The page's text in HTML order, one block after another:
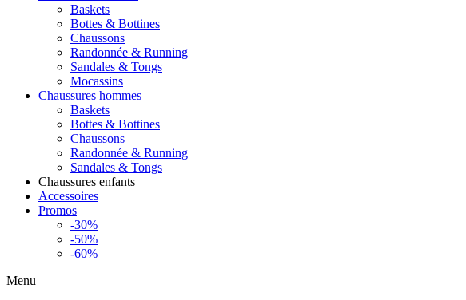
Baskets
Bottes & Bottines
Chaussons
Randonnée & Running
Sandales & Tongs
Mocassins
Chaussures hommes
Baskets
Bottes & Bottines
Chaussons
Randonnée & Running
Sandales & Tongs
Chaussures enfants
Accessoires
Promos
-30%
-50%
-60%
Menu